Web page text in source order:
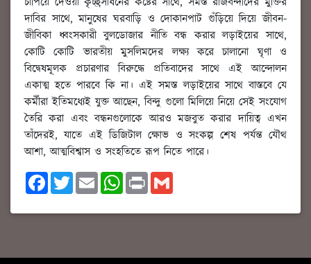
দাবির সাথে, মানুষের ঘরবাড়ি ও দোকানপাট গুঁড়িয়ে দিয়ে জীবন-
জীবিকা ধ্বংসকারী বুলডোজার নীতি বন্ধ করার লড়াইয়ের সাথে,
কোটি কোটি ভারতীয় মুসলিমদের লক্ষ্য করে চালানো ঘৃণা ও
বিদ্বেষমূলক প্রচারণার বিরুদ্ধে প্রতিবাদের সাথে এই আন্দোলন
একাত্ম হতে পারবে কি না। এই সমস্ত লড়াইয়ের সাথে বাস্তবে যে
কর্মীরা ইতিমধ্যেই যুক্ত আছেন, বিন্দু গুলো মিলিয়ে নিয়ে সেই সংযোগ
তৈরি করা এবং বন্ধনগুলোকে আরও মজবুত করার দায়িত্ব এখন
তাঁদেরই, যাতে এই ডিজিটাল ক্ষোভ ও সংকল্প শেষ পর্যন্ত যৌথ
আশা, আত্মবিশ্বাস ও সংহতিতে রূপ নিতে পারে।
F
a
c
e
k
T
w
t
E
m
a
i
W
h
a
t
p
P
r
n i